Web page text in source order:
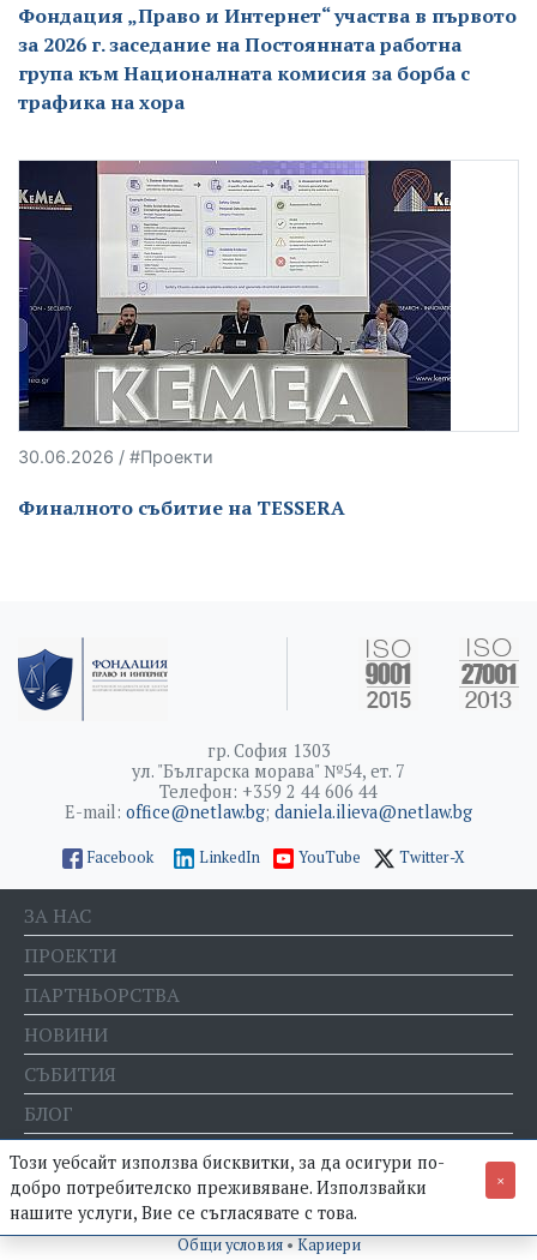
Фондация „Право и Интернет“ участва в първото
за 2026 г. заседание на Постоянната работна
група към Националната комисия за борба с
трафика на хора
30.06.2026 / #Проекти
Финалното събитие на TESSERA
гр. София 1303
ул. "Българска морава" №54, ет. 7
Телефон: +359 2 44 606 44
E-mail: office@netlaw.bg; daniela.ilieva@netlaw.bg
Facebook LinkedIn YouTube Twitter-X
ЗА НАС
ПРОЕКТИ
ПАРТНЬОРСТВА
НОВИНИ
СЪБИТИЯ
БЛОГ
Е-МАГАЗИН
© Фондация "Право и интернет" •Политика за поверителност
Общи условия • Кариери
Този уебсайт използва бисквитки, за да осигури по-
добро потребителско преживяване. Използвайки
нашите услуги, Вие се съгласявате с това.
×